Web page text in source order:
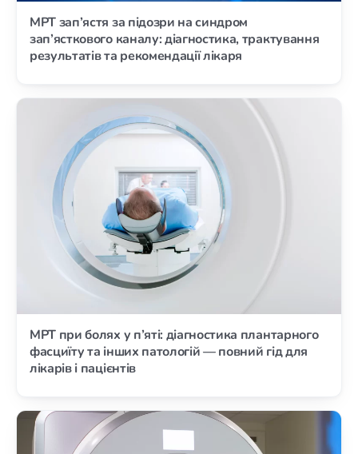
МРТ зап’ястя за підозри на синдром
зап’ясткового каналу: діагностика, трактування
результатів та рекомендації лікаря
МРТ при болях у п’яті: діагностика плантарного
фасциїту та інших патологій — повний гід для
лікарів і пацієнтів